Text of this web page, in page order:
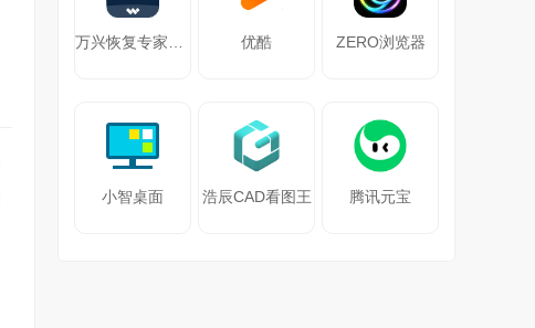
优酷 ZERO浏览器
小智桌面 浩辰CAD看图王 腾讯元宝